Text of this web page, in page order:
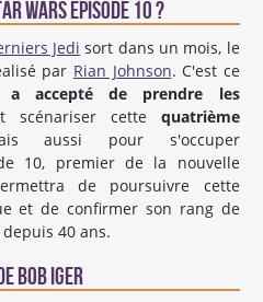
Wars Episode 10 ?
Jedi sort dans un mois, le
par Rian Johnson. C'est ce
a accepté de prendre les
scénariser cette quatrième
aussi pour s'occuper
10, premier de la nouvelle
de poursuivre cette
et de confirmer son rang de
40 ans.
Bob Iger